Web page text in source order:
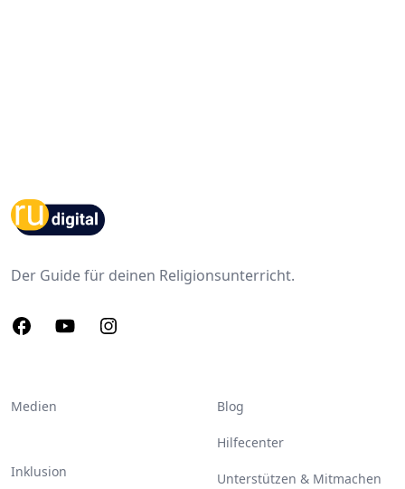
Footer
Der Guide für deinen Religionsunterricht.
FacebookYoutubeInstagram
Medien
Inklusion
Blog
Hilfecenter
Unterstützen & Mitmachen